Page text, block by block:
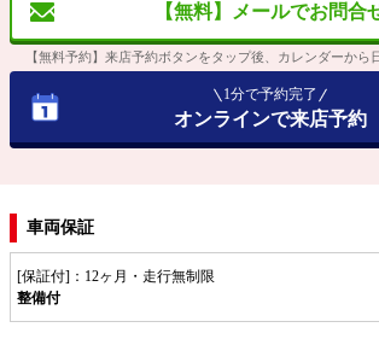
【無料】メールでお問合
【無料予約】来店予約ボタンをタップ後、カレンダーから
1分で予約完了
オンラインで来店予約
車両保証
[保証付]：12ヶ月・走行無制限
整備付